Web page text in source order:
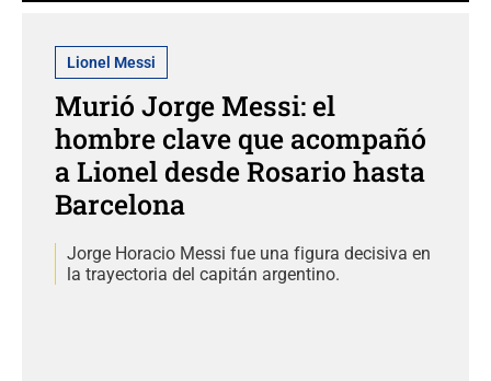
Lionel Messi
Murió Jorge Messi: el
hombre clave que acompañó
a Lionel desde Rosario hasta
Barcelona
Jorge Horacio Messi fue una figura decisiva en
la trayectoria del capitán argentino.